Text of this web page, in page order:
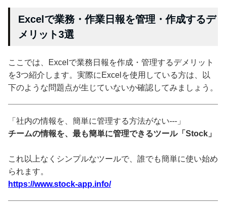
Excelで業務・作業日報を管理・作成するデ
メリット3選
ここでは、Excelで業務日報を作成・管理するデメリット
を3つ紹介します。実際にExcelを使用している方は、以
下のような問題点が生じていないか確認してみましょう。
「社内の情報を、簡単に管理する方法がない---」
チームの情報を、最も簡単に管理できるツール「Stock」
これ以上なくシンプルなツールで、誰でも簡単に使い始め
られます。
https://www.stock-app.info/